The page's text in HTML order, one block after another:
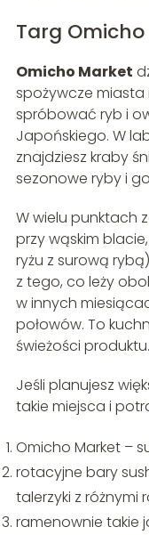
Targ
Omicho Market
spożywcze miasta
spróbować ryb i
Japońskiego. W
znajdziesz kraby
sezonowe ryby i
W wielu punktach
przy wąskim
ryżu z surową
z tego, co leży
w innych
połowów. To
świeżości produktu.
Jeśli planujesz
takie miejsca i
Omicho Market –
rotacyjne bary
talerzyki z różnymi
ramenownie takie